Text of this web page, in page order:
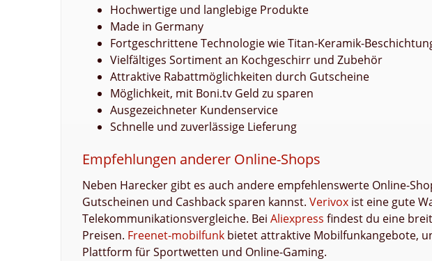
Hochwertige und langlebige Produkte
Made in Germany
Fortgeschrittene Technologie wie Titan-Keramik-
Vielfältiges Sortiment an Kochgeschirr und Zubehör
Attraktive Rabattmöglichkeiten durch Gutscheine
Möglichkeit, mit Boni.tv Geld zu sparen
Ausgezeichneter Kundenservice
Schnelle und zuverlässige Lieferung
Empfehlungen anderer Online-Shops
Neben Harecker gibt es auch andere empfehlenswerte Online-
Gutscheinen und Cashback sparen kannst. Verivox ist eine gute
Telekommunikationsvergleiche. Bei Aliexpress findest du eine
Preisen. Freenet-mobilfunk bietet attraktive Mobilfunkangebote,
Plattform für Sportwetten und Online-Gaming.